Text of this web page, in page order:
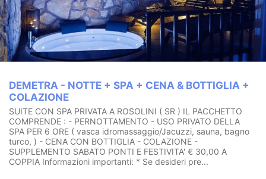
DEMETRA - NOTTE + SPA + CENA & BOTTIGLIA +
COLAZIONE
SUITE CON SPA PRIVATA A ROSOLINI ( SR ) IL PACCHETTO
COMPRENDE : - PERNOTTAMENTO - USO PRIVATO DELLA
SPA PER 6 ORE ( vasca idromassaggio/Jacuzzi, sauna, bagno
turco, ) - CENA CON BOTTIGLIA - COLAZIONE -
SUPPLEMENTO SABATO PONTI E FESTIVITA' € 30,00 A
COPPIA Informazioni importanti: * Se desideri pre...